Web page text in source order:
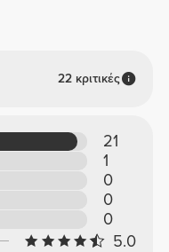
22 κριτικές
21
1
0
0
0
5.0